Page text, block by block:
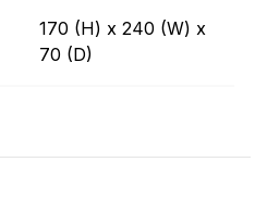
170 (H) x 240 (W) x
70 (D)